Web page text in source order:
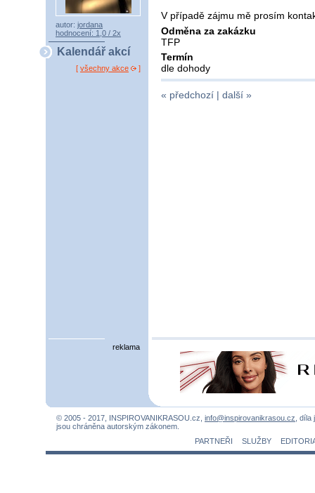
autor: jordana
hodnocení: 1,0 / 2x
Kalendář akcí
[ všechny akce ]
V případě zájmu mě prosím
Odměna za zakázku
TFP
Termín
dle dohody
« předchozí | další »
reklama
© 2005 - 2017, INSPIROVANIKRASOU.cz, info@inspirovanikrasou.cz ,
jsou chráněna autorským zákonem.
PARTNEŘI
SLUŽBY